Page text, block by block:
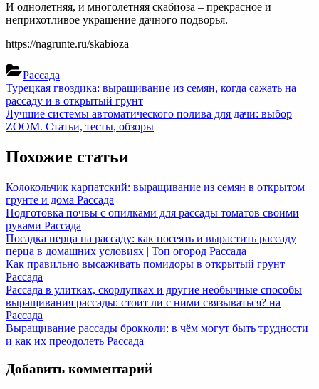
И однолетняя, и многолетняя скабиоза – прекрасное и
неприхотливое украшение дачного подворья.
https://nagrunte.ru/skabioza
Рассада
Навигация
по
записям
Previous
Post:
Турецкая гвоздика: выращивание из семян, когда сажать на
рассаду и в открытый грунт
Next
Post:
Лучшие системы автоматического полива для дачи: выбор
ZOOM. Cтатьи, тесты, обзоры
Похожие статьи
Колокольчик карпатский: выращивание из семян в открытом
грунте и дома Рассада
Подготовка почвы с опилками для рассады томатов своими
руками Рассада
Посадка перца на рассаду: как посеять и вырастить рассаду
перца в домашних условиях | Топ огород Рассада
Как правильно высаживать помидоры в открытый грунт
Рассада
Рассада в улитках, скорлупках и другие необычные способы
выращивания рассады: стоит ли с ними связываться? на
Рассада
Выращивание рассады брокколи: в чём могут быть трудности
и как их преодолеть Рассада
Добавить комментарий